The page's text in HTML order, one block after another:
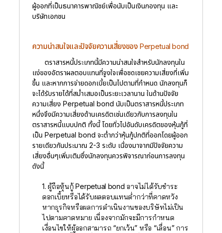
ผู้ออกที่เป็นธนาคารพาณิชย์เพื่อนับเป็นเงินกองทุน และ
บริษัทเอกชน
ความน่าสนใจและปัจจัยความเสี่ยงของ Perpetual bond
ตราสารหนี้ประเภทนี้มีความน่าสนใจสำหรับนักลงทุนใน
แง่ของอัตราผลตอบแทนที่จูงใจเพื่อชดเชยความเสี่ยงที่เพิ่ม
ขึ้น และหากการจ่ายดอกเบี้ยเป็นไปตามที่กำหนด นักลงทุนก็
จะได้รับรายได้ที่สม่ำเสมอเป็นระยะเวลานาน ในด้านปัจจัย
ความเสี่ยง Perpetual bond นับเป็นตราสารหนี้ประเภท
หนึ่งจึงมีความเสี่ยงด้านเครดิตเช่นเดียวกับการลงทุนใน
ตราสารหนี้แบบปกติ ทั้งนี้ โดยทั่วไปอันดับเครดิตของหุ้นกู้ที่
เป็น Perpetual bond จะต่ำกว่าหุ้นกู้ปกติที่ออกโดยผู้ออก
รายเดียวกันประมาณ 2-3 ระดับ เนื่องมาจากมีปัจจัยความ
เสี่ยงอื่นๆเพิ่มเติมซึ่งนักลงทุนควรพิจารณาก่อนการลงทุน
ดังนี้
1. ผู้ถือหุ้นกู้ Perpetual bond อาจไม่ได้รับชำระ
ดอกเบี้ยหรือได้รับผลตอบแทนต่ำกว่าที่คาดหวัง
หากธุรกิจหรือผลการดำเนินงานของบริษัทไม่เป็น
ไปตามคาดหมาย เนื่องจากมักจะมีการกำหนด
เงื่อนไขให้ผู้ออกสามารถ “ยกเว้น” หรือ “เลื่อน” การ